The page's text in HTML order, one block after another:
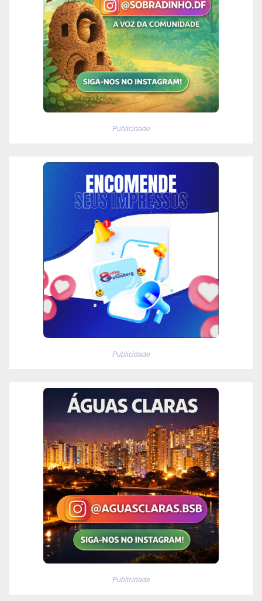
Publicidade
Publicidade
Publicidade